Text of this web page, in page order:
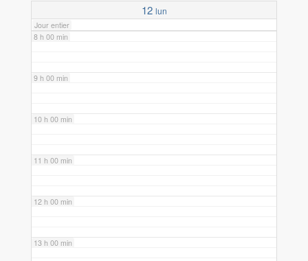
12 lun
Jour entier
8 h 00 min
9 h 00 min
10 h 00 min
11 h 00 min
12 h 00 min
13 h 00 min